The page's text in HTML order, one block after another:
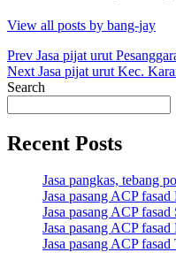
View all posts by bang-jay
Post
navigation
Prev Jasa pijat urut
Next Jasa pijat urut Kec.
Search
Recent Posts
Jasa pangkas, tebang
Jasa pasang ACP
Jasa pasang ACP fasad
Jasa pasang ACP fasad
Jasa pasang ACP fasad